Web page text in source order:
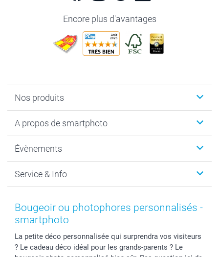
Encore plus d'avantages
Nos produits
Cadeaux photo
MyNameBook
Développement photo & Tirage photo
Cadres photo & accessoires déco
Calendrier photos & Agendas photo
Chèque Cadeau
A propos de smartphoto
Durabilité
Gestion des cookies
Mentions Légales
Presse
Investor Relations
B2B smartbusiness
Évènements
Nouvel An
Fête des Mères
Fête des Pères
Mariage
Fête d'anniversaire
Service & Info
Tarifs et frais de livraison
Livraison
Modes de Paiement
Identifiez-vous
Bougeoir ou photophores personnalisés -
smartphoto
La petite déco personnalisée qui surprendra vos visiteurs
? Le cadeau déco idéal pour les grands-parents ? Le